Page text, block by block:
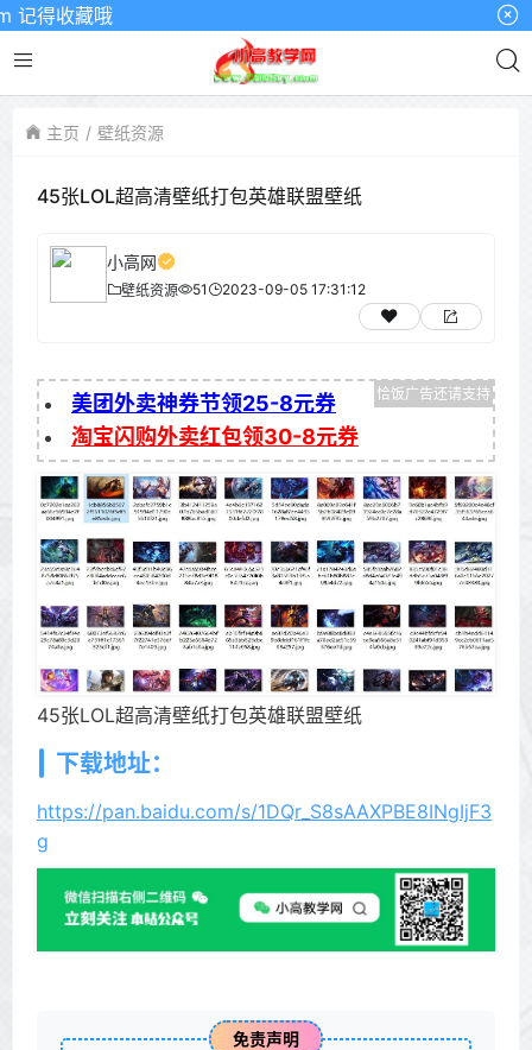
得收藏哦
主页 壁纸资源
45张LOL超高清壁纸打包英雄联盟壁纸
小高网
壁纸资源 51 2023-09-05 17:31:12
美团外卖神券节领25-8元券
淘宝闪购外卖红包领30-8元券
45张LOL超高清壁纸打包英雄联盟壁纸
下载地址：
https://pan.baidu.com/s/1DQr_S8sAAXPBE8INgIjF3
g
免责声明